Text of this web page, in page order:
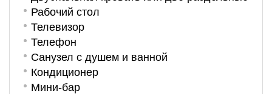
Рабочий стол
Телевизор
Телефон
Санузел с душем и ванной
Кондиционер
Мини-бар